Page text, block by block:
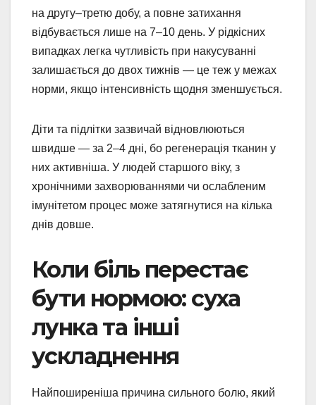
на другу–третю добу, а повне затихання
відбувається лише на 7–10 день. У рідкісних
випадках легка чутливість при накусуванні
залишається до двох тижнів — це теж у межах
норми, якщо інтенсивність щодня зменшується.
Діти та підлітки зазвичай відновлюються
швидше — за 2–4 дні, бо регенерація тканин у
них активніша. У людей старшого віку, з
хронічними захворюваннями чи ослабленим
імунітетом процес може затягнутися на кілька
днів довше.
Коли біль перестає
бути нормою: суха
лунка та інші
ускладнення
Найпоширеніша причина сильного болю, який